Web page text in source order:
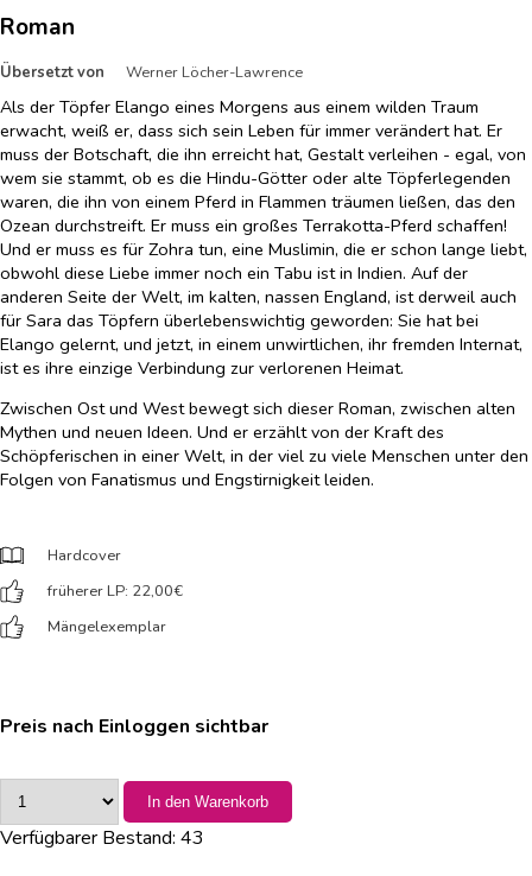
Roman
Übersetzt von Werner Löcher-Lawrence
Als der Töpfer Elango eines Morgens aus einem wilden Traum
erwacht, weiß er, dass sich sein Leben für immer verändert hat. Er
muss der Botschaft, die ihn erreicht hat, Gestalt verleihen - egal, von
wem sie stammt, ob es die Hindu-Götter oder alte Töpferlegenden
waren, die ihn von einem Pferd in Flammen träumen ließen, das den
Ozean durchstreift. Er muss ein großes Terrakotta-Pferd schaffen!
Und er muss es für Zohra tun, eine Muslimin, die er schon lange liebt,
obwohl diese Liebe immer noch ein Tabu ist in Indien. Auf der
anderen Seite der Welt, im kalten, nassen England, ist derweil auch
für Sara das Töpfern überlebenswichtig geworden: Sie hat bei
Elango gelernt, und jetzt, in einem unwirtlichen, ihr fremden Internat,
ist es ihre einzige Verbindung zur verlorenen Heimat.
Zwischen Ost und West bewegt sich dieser Roman, zwischen alten
Mythen und neuen Ideen. Und er erzählt von der Kraft des
Schöpferischen in einer Welt, in der viel zu viele Menschen unter den
Folgen von Fanatismus und Engstirnigkeit leiden.
Hardcover
früherer LP: 22,00€
Mängelexemplar
Preis nach Einloggen sichtbar
In den Warenkorb
Verfügbarer Bestand: 43